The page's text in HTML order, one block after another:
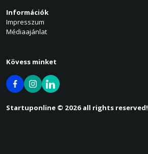
Információk
Impresszum
Médiaajánlat
Kövess minket
Startuponline © 2026 all rights reserved!